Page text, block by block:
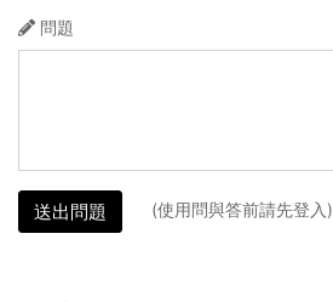
問題
送出問題 (使用問與答前請先登入)